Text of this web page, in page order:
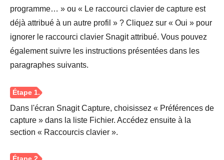
Étape 2.
programme… » ou « Le raccourci clavier de capture est
déjà attribué à un autre profil » ? Cliquez sur « Oui » pour
ignorer le raccourci clavier Snagit attribué. Vous pouvez
également suivre les instructions présentées dans les
paragraphes suivants.
Dans l'écran Snagit Capture, choisissez « Préférences de
capture » dans la liste Fichier. Accédez ensuite à la
section « Raccourcis clavier ».